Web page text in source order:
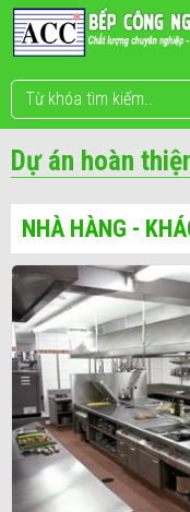
Dự án hoàn
NHÀ HÀNG -